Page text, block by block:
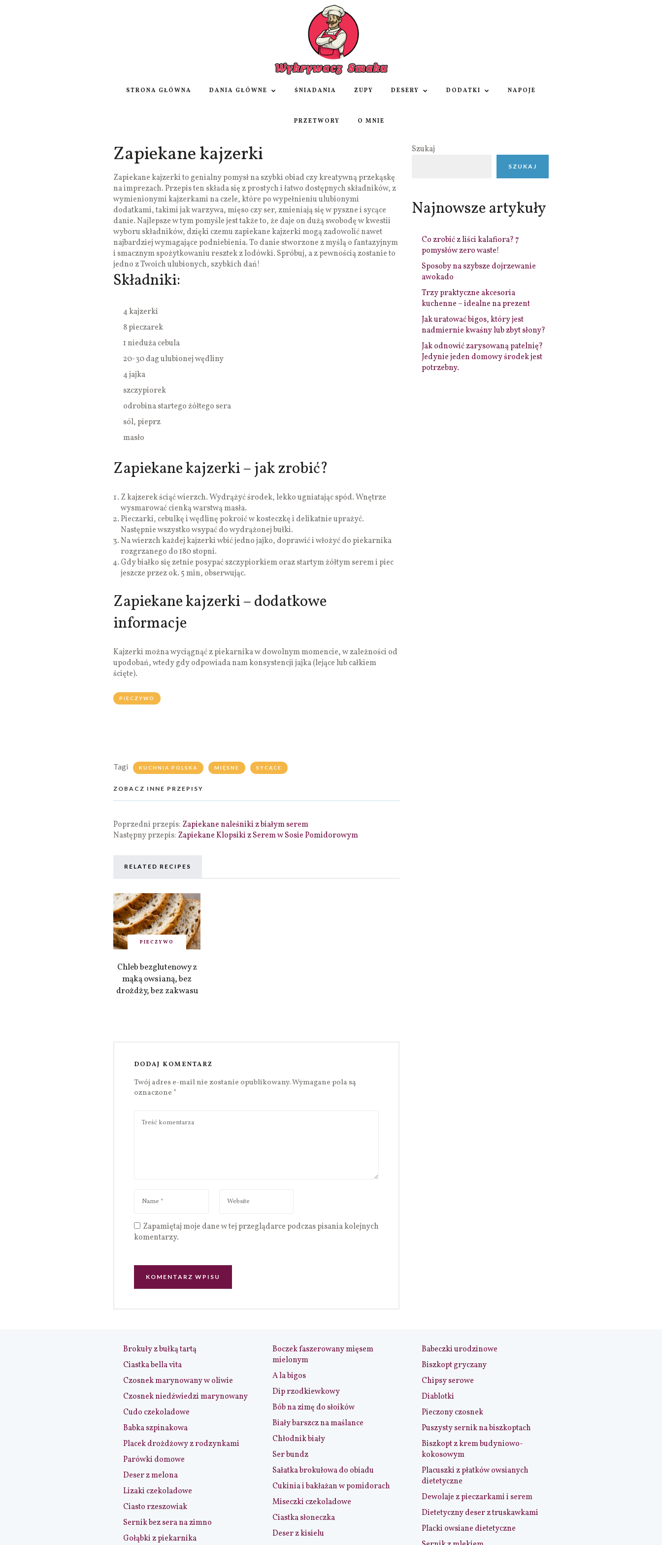
STRONA GŁÓWNA DANIA GŁÓWNE ŚNIADANIA ZUPY DESERY DODATKI NAPOJE
PRZETWORY O MNIE
Zapiekane kajzerki
Zapiekane kajzerki to genialny pomysł na szybki obiad czy kreatywną przekąskę
na imprezach. Przepis ten składa się z prostych i łatwo dostępnych składników, z
wymienionymi kajzerkami na czele, które po wypełnieniu ulubionymi
dodatkami, takimi jak warzywa, mięso czy ser, zmieniają się w pyszne i sycące
danie. Najlepsze w tym pomyśle jest także to, że daje on dużą swobodę w kwestii
wyboru składników, dzięki czemu zapiekane kajzerki mogą zadowolić nawet
najbardziej wymagające podniebienia. To danie stworzone z myślą o fantazyjnym
i smacznym spożytkowaniu resztek z lodówki. Spróbuj, a z pewnością zostanie to
jedno z Twoich ulubionych, szybkich dań!
Składniki:
4 kajzerki
8 pieczarek
1 nieduża cebula
20-30 dag ulubionej wędliny
4 jajka
szczypiorek
odrobina startego żółtego sera
sól, pieprz
masło
Zapiekane kajzerki – jak zrobić?
Z kajzerek ściąć wierzch. Wydrążyć środek, lekko ugniatając spód. Wnętrze
wysmarować cienką warstwą masła.
Pieczarki, cebulkę i wędlinę pokroić w kosteczkę i delikatnie uprażyć.
Następnie wszystko wsypać do wydrążonej bułki.
Na wierzch każdej kajzerki wbić jedno jajko, doprawić i włożyć do piekarnika
rozgrzanego do 180 stopni.
Gdy białko się zetnie posypać szczypiorkiem oraz startym żółtym serem i piec
jeszcze przez ok. 5 min, obserwując.
Zapiekane kajzerki – dodatkowe
informacje
Kajzerki można wyciągnąć z piekarnika w dowolnym momencie, w zależności od
upodobań, wtedy gdy odpowiada nam konsystencji jajka (lejące lub całkiem
ścięte).
PIECZYWO
Tagi KUCHNIA POLSKA MIĘSNE SYCĄCE
ZOBACZ INNE PRZEPISY
Poprzedni przepis: Zapiekane naleśniki z białym serem
Następny przepis: Zapiekane Klopsiki z Serem w Sosie Pomidorowym
RELATED RECIPES
PIECZYWO
Chleb bezglutenowy z
mąką owsianą, bez
drożdży, bez zakwasu
DODAJ KOMENTARZ
Twój adres e-mail nie zostanie opublikowany.Wymagane pola są
oznaczone *
Zapamiętaj moje dane w tej przeglądarce podczas pisania kolejnych
komentarzy.
Szukaj
SZUKAJ
Najnowsze artykuły
Co zrobić z liści kalafiora? 7
pomysłów zero waste!
Sposoby na szybsze dojrzewanie
awokado
Trzy praktyczne akcesoria
kuchenne – idealne na prezent
Jak uratować bigos, który jest
nadmiernie kwaśny lub zbyt słony?
Jak odnowić zarysowaną patelnię?
Jedynie jeden domowy środek jest
potrzebny.
Brokuły z bułką tartą
Ciastka bella vita
Czosnek marynowany w oliwie
Czosnek niedźwiedzi marynowany
Cudo czekoladowe
Babka szpinakowa
Placek drożdżowy z rodzynkami
Parówki domowe
Deser z melona
Lizaki czekoladowe
Ciasto rzeszowiak
Sernik bez sera na zimno
Gołąbki z piekarnika
Boczek faszerowany mięsem
mielonym
A la bigos
Dip rzodkiewkowy
Bób na zimę do słoików
Biały barszcz na maślance
Chłodnik biały
Ser bundz
Sałatka brokułowa do obiadu
Cukinia i bakłażan w pomidorach
Miseczki czekoladowe
Ciastka słoneczka
Deser z kisielu
Babeczki urodzinowe
Biszkopt gryczany
Chipsy serowe
Diablotki
Pieczony czosnek
Puszysty sernik na biszkoptach
Biszkopt z krem budyniowo-
kokosowym
Placuszki z płatków owsianych
dietetyczne
Dewolaje z pieczarkami i serem
Dietetyczny deser z truskawkami
Placki owsiane dietetyczne